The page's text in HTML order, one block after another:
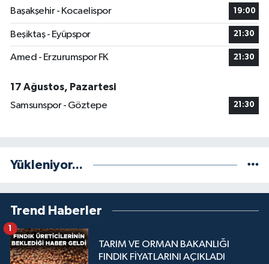
Başakşehir - Kocaelispor
19:00
Beşiktaş - Eyüpspor 21:30
Amed - Erzurumspor FK 21:30
17 Ağustos, Pazartesi
Samsunspor - Göztepe
21:30
Yükleniyor...
Trend Haberler
TARIM VE ORMAN BAKANLIĞI
FINDIK FİYATLARINI AÇIKLADI
1